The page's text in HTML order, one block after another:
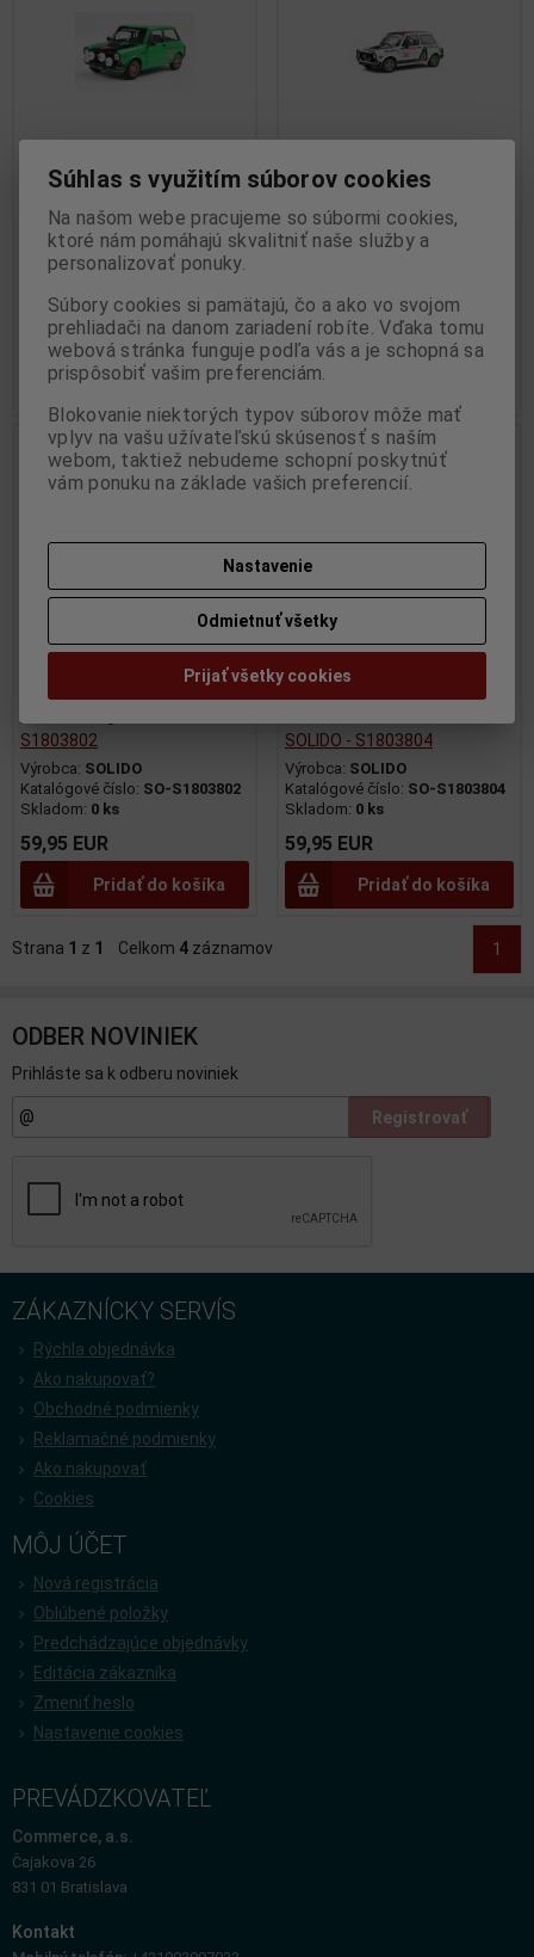
1:18 AUTOBIANCHI A112 MK.5
ABARTH GREEN 1980 -
SOLIDO - S1803806
Výrobca:SOLIDO
Skladom:3 ks
51,95 EUR
Pridať do košíka
1:18 Autobianchi A112 Mk.5
Abarth Alitalia rally set White
1980 - SOLIDO - S1803803
Skladom:0 ks
59,95 EUR
Nie ja na sklade
1:18 Autobianchi A112 Mk.5
S1803802
Výrobca: SOLIDO
Katalógové číslo: SO-S1803802
Skladom: 0 ks
59,95 EUR
Pridať do košíka
Nie ja na sklade
SOLIDO - S1803804
Výrobca: SOLIDO
Katalógové číslo: SO-S1803804
Skladom: 0 ks
59,95 EUR
Pridať do košíka
Strana 1 z 1 Celkom 4 záznamov 1
ODBER NOVINIEK
Prihláste sa k odberu noviniek
Registrovať
ZÁKAZNÍCKY SERVÍS
Rýchla objednávka
Ako nakupovať?
Obchodné podmienky
Reklamačné podmienky
Ako nakupovať
Cookies
MÔJ ÚČET
Nová registrácia
Oblúbené položky
Predchádzajúce objednávky
Editácia zákazníka
Zmeniť heslo
Nastavenie cookies
PREVÁDZKOVATEĽ
Commerce, a.s.
Čajakova 26
831 01 Bratislava
Kontakt
Súhlas s využitím súborov cookies
Na našom webe pracujeme so súbormi cookies,
ktoré nám pomáhajú skvalitniť naše služby a
personalizovať ponuky.
Súbory cookies si pamätajú, čo a ako vo svojom
prehliadači na danom zariadení robíte. Vďaka tomu
webová stránka funguje podľa vás a je schopná sa
prispôsobiť vašim preferenciám.
Blokovanie niektorých typov súborov môže mať
vplyv na vašu užívateľskú skúsenosť s naším
webom, taktiež nebudeme schopní poskytnúť
vám ponuku na základe vašich preferencií.
Nastavenie
Odmietnuť všetky
Prijať všetky cookies